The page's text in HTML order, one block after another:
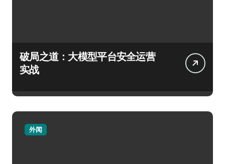
破局之道：大模型平台安全运营
实战
外闻